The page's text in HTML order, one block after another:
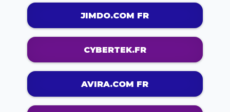
JIMDO.COM FR
CYBERTEK.FR
AVIRA.COM FR